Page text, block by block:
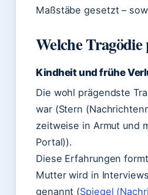
Maßstäbe gesetzt –
Welche
Kindheit und frühe
Die wohl prägendste
war (Stern
zeitweise in Armut und
Portal)).
Diese Erfahrungen
Mutter wird in
genannt (Spiegel